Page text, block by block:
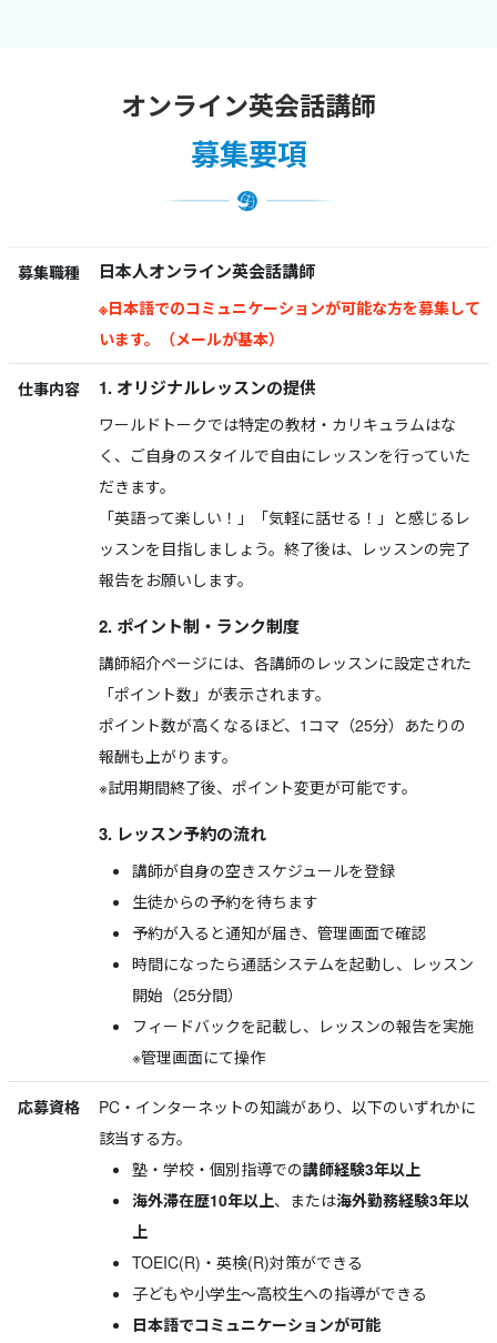
オンライン英会話講師
募集要項
募集職種 日本人オンライン英会話講師
※日本語でのコミュニケーションが可能な方を募集して
います。（メールが基本）
仕事内容 1. オリジナルレッスンの提供
ワールドトークでは特定の教材・カリキュラムはな
く、ご自身のスタイルで自由にレッスンを行っていた
だきます。
「英語って楽しい！」「気軽に話せる！」と感じるレ
ッスンを目指しましょう。終了後は、レッスンの完了
報告をお願いします。
2. ポイント制・ランク制度
講師紹介ページには、各講師のレッスンに設定された
「ポイント数」が表示されます。
ポイント数が高くなるほど、1コマ（25分）あたりの
報酬も上がります。
※試用期間終了後、ポイント変更が可能です。
3. レッスン予約の流れ
講師が自身の空きスケジュールを登録
生徒からの予約を待ちます
予約が入ると通知が届き、管理画面で確認
時間になったら通話システムを起動し、レッスン
開始（25分間）
フィードバックを記載し、レッスンの報告を実施
※管理画面にて操作
応募資格
PC・インターネットの知識があり、以下のいずれかに
該当する方。
塾・学校・個別指導での講師経験3年以上
海外滞在歴10年以上、または海外勤務経験3年以
上
TOEIC(R)・英検(R)対策ができる
子どもや小学生～高校生への指導ができる
日本語でコミュニケーションが可能